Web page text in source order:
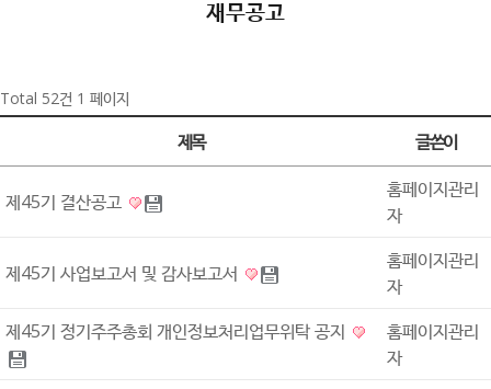
재무공고
Total 52건 1 페이지
제목 글쓴이
제45기 결산공고
홈페이지관리
자
제45기 사업보고서 및 감사보고서
홈페이지관리
자
제45기 정기주주총회 개인정보처리업무위탁 공지
홈페이지관리
자